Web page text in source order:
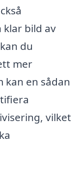
klar bild av
du
mer
en sådan
vilket